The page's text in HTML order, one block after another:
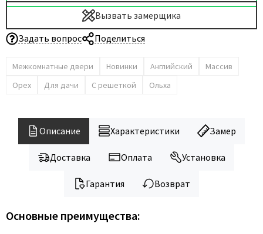
Kapelli
Krona Koblenz
Komfort Doors
Legend
Line Doors
Lockstyle
Вызвать замерщика
Задать вопрос
Поделиться
Межкомнатные двери Новинки Английский
Массив
Орех
Для дачи С решеткой Ольха
Описание Характеристики Замер
Доставка Оплата Установка
Гарантия Возврат
Основные преимущества: